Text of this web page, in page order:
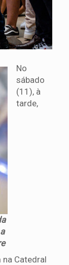
No
sábado
(11), à
tarde,
Catedral